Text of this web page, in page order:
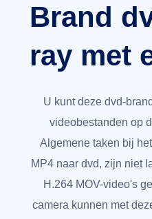
Brand
ray met
U kunt deze dvd-
videobestanden op
Algemene taken bij
MP4 naar dvd, zijn niet
H.264 MOV-video's
camera kunnen met